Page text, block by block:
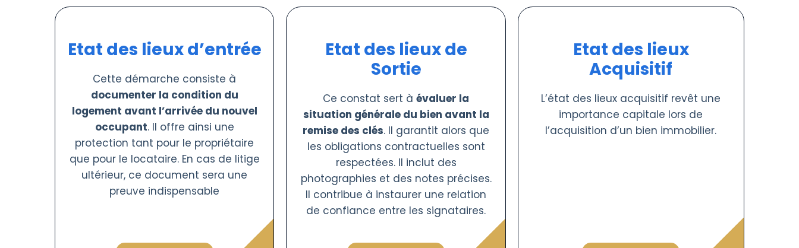
Etat des lieux d’entrée
Cette démarche consiste à
documenter la condition du
logement avant l’arrivée du nouvel
occupant. Il offre ainsi une
protection tant pour le propriétaire
que pour le locataire. En cas de litige
ultérieur, ce document sera une
preuve indispensable
Etat des lieux de
Sortie
Ce constat sert àévaluer la
situation générale du bien avant la
remise des clés. Il garantit alors que
les obligations contractuelles sont
respectées. Il inclut des
photographies et des notes précises.
Il contribue à instaurer une relation
de confiance entre les signataires.
Etat des lieux
Acquisitif
L’état des lieux acquisitif revêt une
importance capitale lors de
l’acquisition d’un bien immobilier.